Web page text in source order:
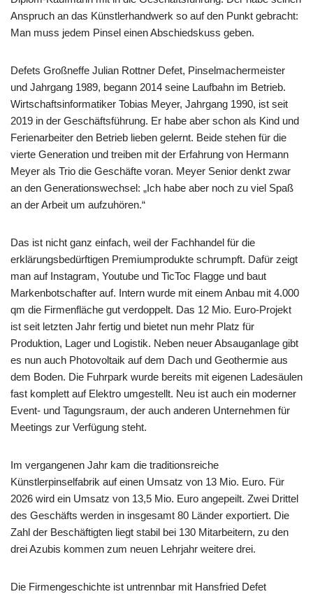
Anspruch an das Künstlerhandwerk so auf den Punkt gebracht:
Man muss jedem Pinsel einen Abschiedskuss geben.
Defets Großneffe Julian Rottner Defet, Pinselmachermeister
und Jahrgang 1989, begann 2014 seine Laufbahn im Betrieb.
Wirtschaftsinformatiker Tobias Meyer, Jahrgang 1990, ist seit
2019 in der Geschäftsführung. Er habe aber schon als Kind und
Ferienarbeiter den Betrieb lieben gelernt. Beide stehen für die
vierte Generation und treiben mit der Erfahrung von Hermann
Meyer als Trio die Geschäfte voran. Meyer Senior denkt zwar
an den Generationswechsel: „Ich habe aber noch zu viel Spaß
an der Arbeit um aufzuhören.“
Das ist nicht ganz einfach, weil der Fachhandel für die
erklärungsbedürftigen Premiumprodukte schrumpft. Dafür zeigt
man auf Instagram, Youtube und TicToc Flagge und baut
Markenbotschafter auf. Intern wurde mit einem Anbau mit 4.000
qm die Firmenfläche gut verdoppelt. Das 12 Mio. Euro-Projekt
ist seit letzten Jahr fertig und bietet nun mehr Platz für
Produktion, Lager und Logistik. Neben neuer Absauganlage gibt
es nun auch Photovoltaik auf dem Dach und Geothermie aus
dem Boden. Die Fuhrpark wurde bereits mit eigenen Ladesäulen
fast komplett auf Elektro umgestellt. Neu ist auch ein moderner
Event- und Tagungsraum, der auch anderen Unternehmen für
Meetings zur Verfügung steht.
Im vergangenen Jahr kam die traditionsreiche
Künstlerpinselfabrik auf einen Umsatz von 13 Mio. Euro. Für
2026 wird ein Umsatz von 13,5 Mio. Euro angepeilt. Zwei Drittel
des Geschäfts werden in insgesamt 80 Länder exportiert. Die
Zahl der Beschäftigten liegt stabil bei 130 Mitarbeitern, zu den
drei Azubis kommen zum neuen Lehrjahr weitere drei.
Die Firmengeschichte ist untrennbar mit Hansfried Defet